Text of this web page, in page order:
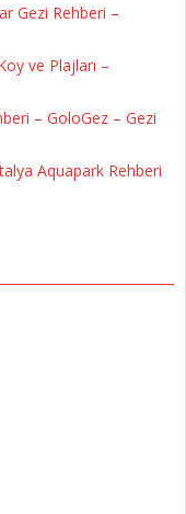
Gezi Rehberi –
ve Plajları –
– GoloGez – Gezi
Aquapark Rehberi